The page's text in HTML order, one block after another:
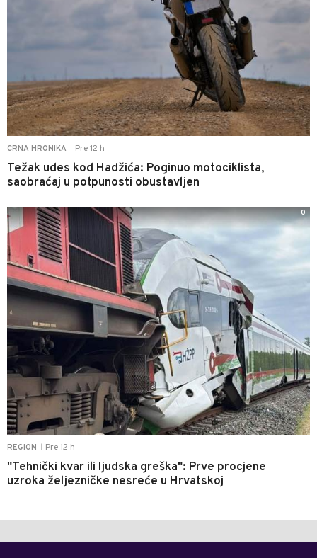
CRNA HRONIKA Pre 12 h
Težak udes kod Hadžića: Poginuo motociklista,
saobraćaj u potpunosti obustavljen
REGION Pre 12 h
"Tehnički kvar ili ljudska greška": Prve procjene
uzroka željezničke nesreće u Hrvatskoj
0